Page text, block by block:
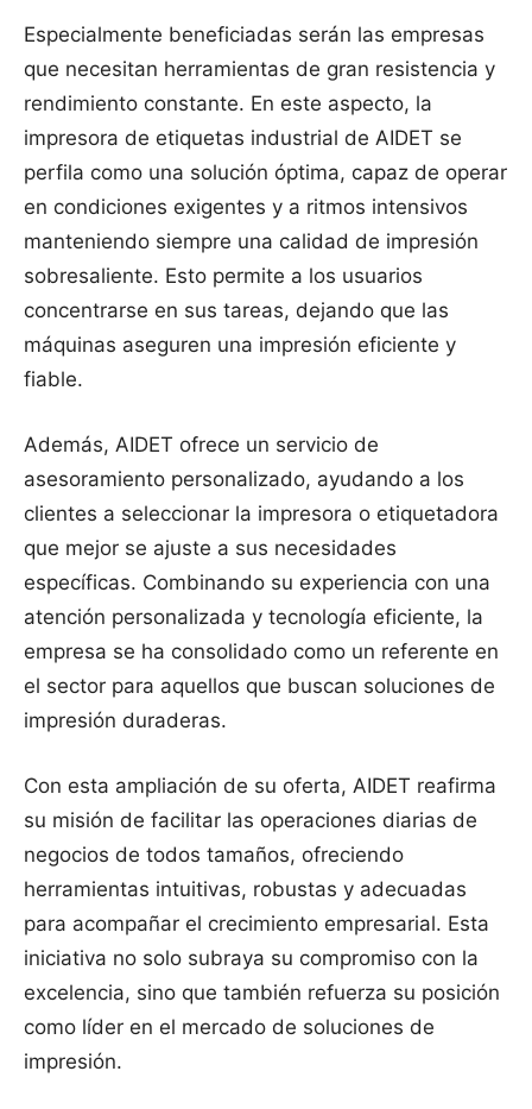
Especialmente beneficiadas serán las empresas
que necesitan herramientas de gran resistencia y
rendimiento constante. En este aspecto, la
impresora de etiquetas industrial de AIDET se
perfila como una solución óptima, capaz de operar
en condiciones exigentes y a ritmos intensivos
manteniendo siempre una calidad de impresión
sobresaliente. Esto permite a los usuarios
concentrarse en sus tareas, dejando que las
máquinas aseguren una impresión eficiente y
fiable.
Además, AIDET ofrece un servicio de
asesoramiento personalizado, ayudando a los
clientes a seleccionar la impresora o etiquetadora
que mejor se ajuste a sus necesidades
específicas. Combinando su experiencia con una
atención personalizada y tecnología eficiente, la
empresa se ha consolidado como un referente en
el sector para aquellos que buscan soluciones de
impresión duraderas.
Con esta ampliación de su oferta, AIDET reafirma
su misión de facilitar las operaciones diarias de
negocios de todos tamaños, ofreciendo
herramientas intuitivas, robustas y adecuadas
para acompañar el crecimiento empresarial. Esta
iniciativa no solo subraya su compromiso con la
excelencia, sino que también refuerza su posición
como líder en el mercado de soluciones de
impresión.